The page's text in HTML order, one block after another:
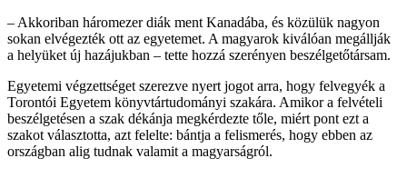
– Akkoriban háromezer diák ment Kanadába, és közülük nagyon
sokan elvégezték ott az egyetemet. A magyarok kiválóan megállják
a helyüket új hazájukban – tette hozzá szerényen beszélgetőtársam.
Egyetemi végzettséget szerezve nyert jogot arra, hogy felvegyék a
Torontói Egyetem könyvtártudományi szakára. Amikor a felvételi
beszélgetésen a szak dékánja megkérdezte tőle, miért pont ezt a
szakot választotta, azt felelte: bántja a felismerés, hogy ebben az
országban alig tudnak valamit a magyarságról.